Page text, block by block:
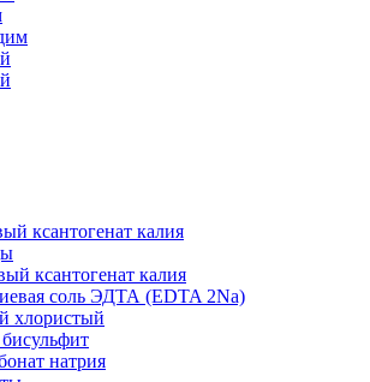
ксантогенат калия
ксантогенат калия
соль ЭДТА (EDTA 2Na)
хлористый
натрия